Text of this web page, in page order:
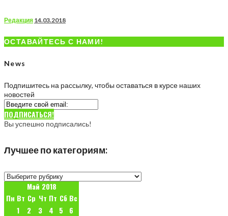
Редакция 14.03.2018
ОСТАВАЙТЕСЬ С НАМИ!
News
Подпишитесь на рассылку, чтобы оставаться в курсе наших
новостей
ПОДПИСАТЬСЯ!
Вы успешно подписались!
Лучшее по категориям:
Лучшее
категориям:
Май 2018
Пн Вт Ср Чт Пт Сб Вс
1
2 3 4 5
6